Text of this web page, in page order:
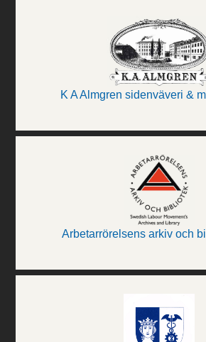
K A Almgren sidenväveri &
Arbetarrörelsens arkiv och